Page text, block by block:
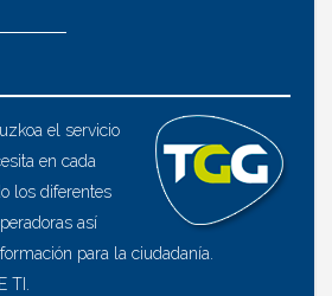
el servicio
en cada
los diferentes
así
para la ciudadanía.
TI.